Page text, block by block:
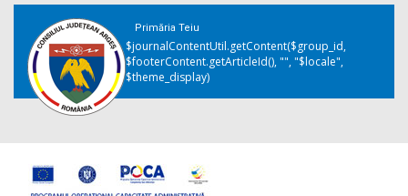
Primăria Teiu
$journalContentUtil.getContent($group_id,
$footerContent.getArticleId(), "", "$locale",
$theme_display)